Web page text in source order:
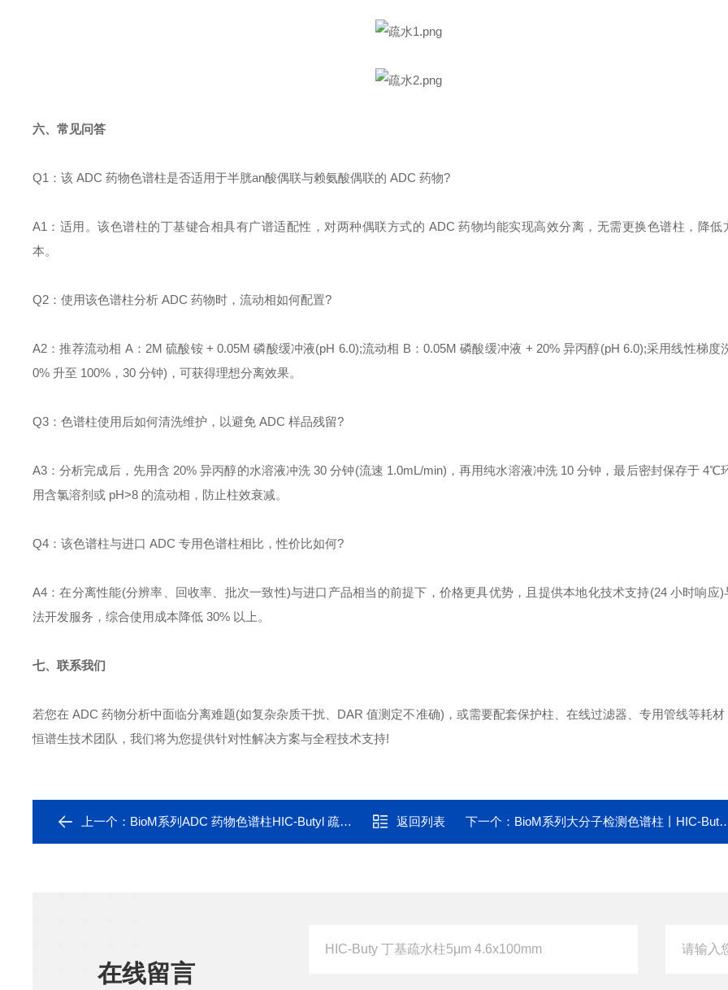
六、常见问答
Q1：该 ADC 药物色谱柱是否适用于半胱an酸偶联与赖氨酸偶联的 ADC 药物?
A1：适用。该色谱柱的丁基键合相具有广谱适配性，对两种偶联方式的 ADC 药物均能实现高效分离，无需更换色谱柱，降低
本。
Q2：使用该色谱柱分析 ADC 药物时，流动相如何配置?
A2：推荐流动相 A：2M 硫酸铵 + 0.05M 磷酸缓冲液(pH 6.0);流动相 B：0.05M 磷酸缓冲液 + 20% 异丙醇(pH 6.0);采用线性梯度
0% 升至 100%，30 分钟)，可获得理想分离效果。
Q3：色谱柱使用后如何清洗维护，以避免 ADC 样品残留?
A3：分析完成后，先用含 20% 异丙醇的水溶液冲洗 30 分钟(流速 1.0mL/min)，再用纯水溶液冲洗 10 分钟，最后密封保存于 4℃
用含氯溶剂或 pH>8 的流动相，防止柱效衰减。
Q4：该色谱柱与进口 ADC 专用色谱柱相比，性价比如何?
A4：在分离性能(分辨率、回收率、批次一致性)与进口产品相当的前提下，价格更具优势，且提供本地化技术支持(24 小时响应)
法开发服务，综合使用成本降低 30% 以上。
七、联系我们
若您在 ADC 药物分析中面临分离难题(如复杂杂质干扰、DAR 值测定不准确)，或需要配套保护柱、在线过滤器、专用管线等耗材
恒谱生技术团队，我们将为您提供针对性解决方案与全程技术支持!
上一个： BioM系列ADC 药物色谱柱HIC-Butyl 疏水柱5μm 返回列表 下一个： BioM系列大分子检测色谱柱丨HIC-Butyl 疏水柱5μm
在线留言